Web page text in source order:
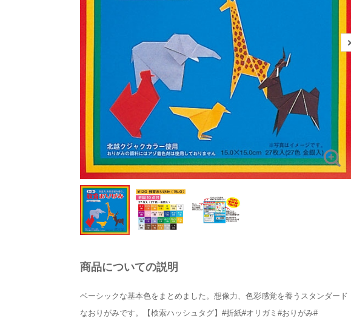
商品についての説明
ベーシックな基本色をまとめました。想像力、色彩感覚を養うスタンダード
なおりがみです。【検索ハッシュタグ】#折紙#オリガミ#おりがみ#